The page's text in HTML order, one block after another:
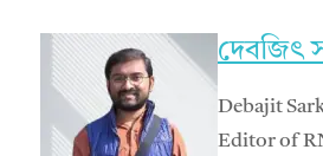
দেবজিৎ
Debajit
Editor of